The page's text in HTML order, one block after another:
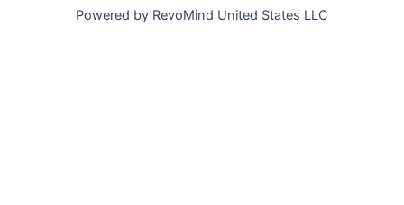
Powered by RevoMind United States LLC